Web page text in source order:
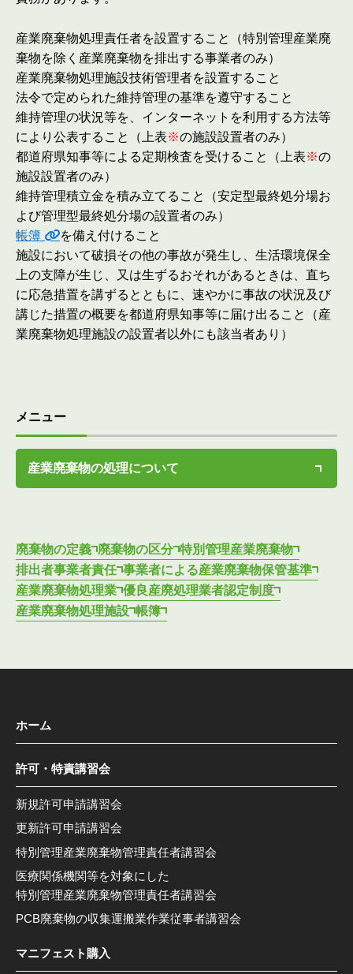
産業廃棄物処理責任者を設置すること（特別管理産業廃
棄物を除く産業廃棄物を排出する事業者のみ）
産業廃棄物処理施設技術管理者を設置すること
法令で定められた維持管理の基準を遵守すること
維持管理の状況等を、インターネットを利用する方法等
により公表すること（上表※の施設設置者のみ）
都道府県知事等による定期検査を受けること（上表※の
施設設置者のみ）
維持管理積立金を積み立てること（安定型最終処分場お
よび管理型最終処分場の設置者のみ）
帳簿
を備え付けること
施設において破損その他の事故が発生し、生活環境保全
上の支障が生じ、又は生ずるおそれがあるときは、直ち
に応急措置を講ずるとともに、速やかに事故の状況及び
講じた措置の概要を都道府県知事等に届け出ること（産
業廃棄物処理施設の設置者以外にも該当者あり）
メニュー
産業廃棄物の処理について
廃棄物の定義 廃棄物の区分 特別管理産業廃棄物
排出者事業者責任 事業者による産業廃棄物保管基準
産業廃棄物処理業 優良産廃処理業者認定制度
産業廃棄物処理施設 帳簿
ホーム
許可・特責講習会
新規許可申請講習会
更新許可申請講習会
特別管理産業廃棄物管理責任者講習会
医療関係機関等を対象にした
特別管理産業廃棄物管理責任者講習会
PCB廃棄物の収集運搬業作業従事者講習会
マニフェスト購入